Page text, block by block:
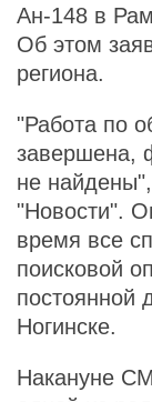
Ан-148 в
Об этом
региона.
"Работа по
завершена,
не
"Новости".
время все
поисковой
постоянной
Ногинске.
Накануне